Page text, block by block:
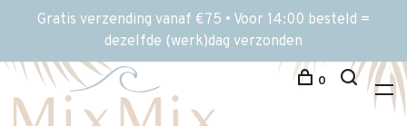
Gratis verzending vanaf €75 • Voor 14:00 besteld =
dezelfde (werk)dag verzonden
0